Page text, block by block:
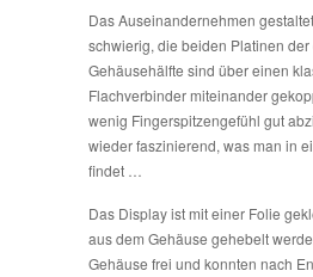
Das Auseinandernehmen
schwierig, die beiden Platinen
Gehäusehälfte sind über einen
Flachverbinder miteinander
wenig Fingerspitzengefühl gut
wieder faszinierend, was man in
findet …
Das Display ist mit einer Folie
aus dem Gehäuse gehebelt
Gehäuse frei und konnten nach